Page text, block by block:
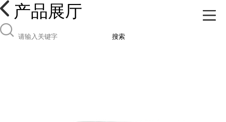
产品展厅
搜索